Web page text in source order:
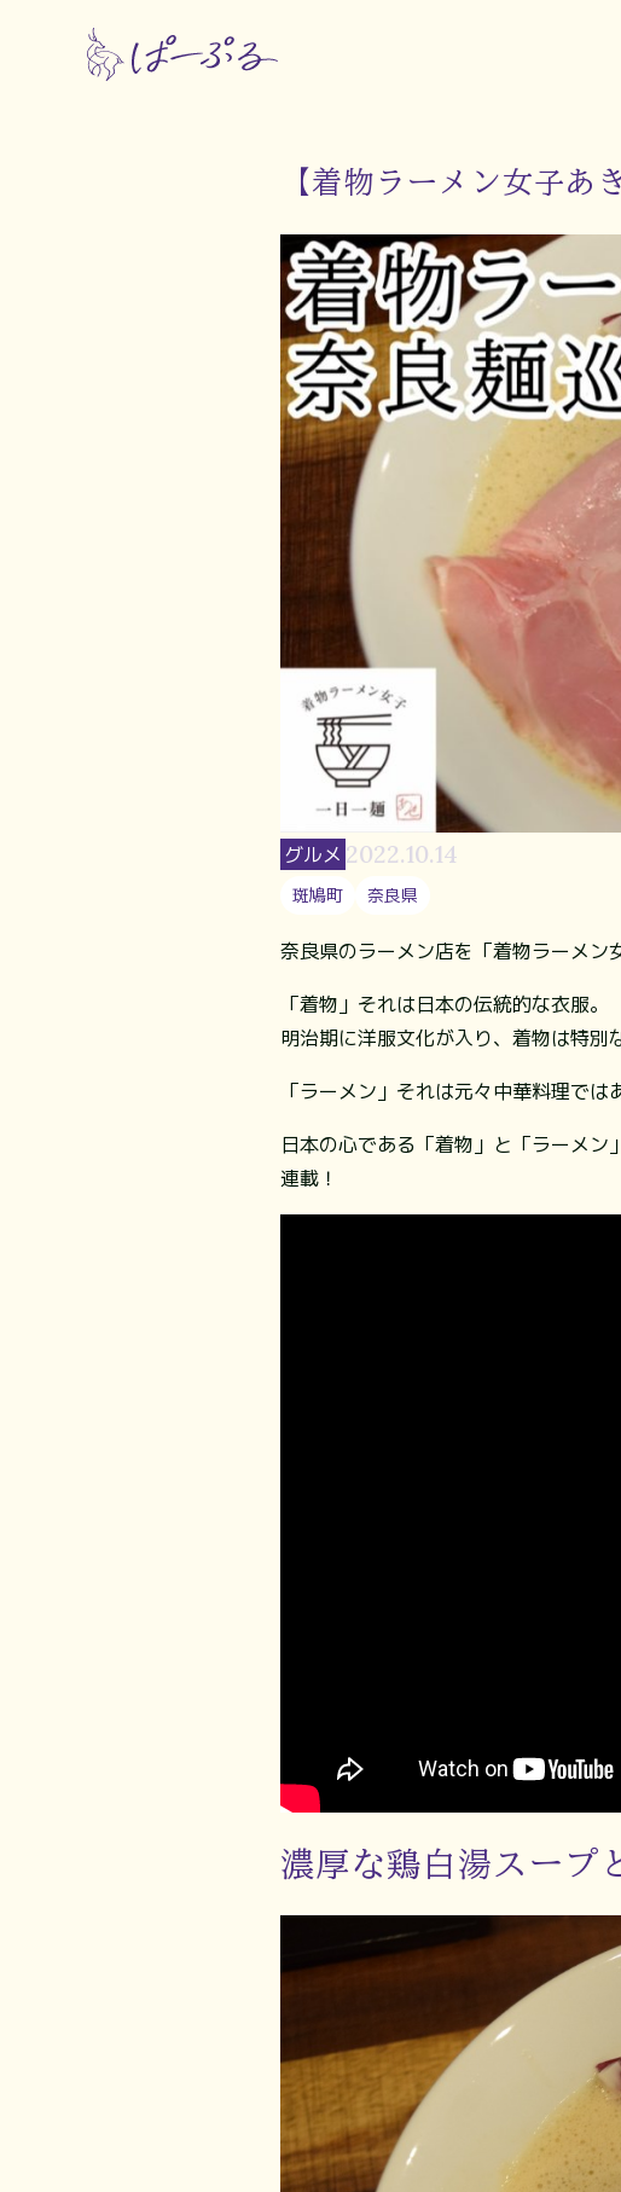
【着物ラーメン女子
グルメ 2022.10.14
斑鳩町 奈良県
奈良県のラーメン店を「着物ラーメン
「着物」それは日本の伝統的な衣服。
明治期に洋服文化が入り、着物は特別
「ラーメン」それは元々中華料理で
日本の心である「着物」と「ラーメ
連載！
濃厚な鶏白湯スープ